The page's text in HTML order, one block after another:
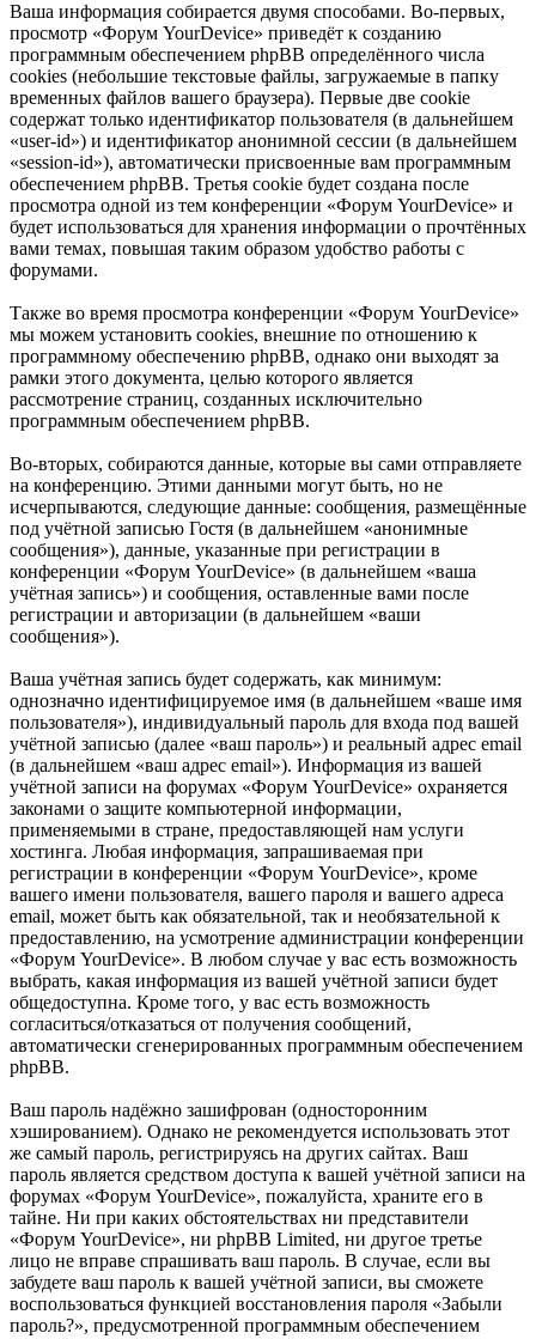
Ваша информация собирается двумя способами. Во-первых,
просмотр «Форум YourDevice» приведёт к созданию
программным обеспечением phpBB определённого числа
cookies (небольшие текстовые файлы, загружаемые в папку
временных файлов вашего браузера). Первые две cookie
содержат только идентификатор пользователя (в дальнейшем
«user-id») и идентификатор анонимной сессии (в дальнейшем
«session-id»), автоматически присвоенные вам программным
обеспечением phpBB. Третья cookie будет создана после
просмотра одной из тем конференции «Форум YourDevice» и
будет использоваться для хранения информации о прочтённых
вами темах, повышая таким образом удобство работы с
форумами.
Также во время просмотра конференции «Форум YourDevice»
мы можем установить cookies, внешние по отношению к
программному обеспечению phpBB, однако они выходят за
рамки этого документа, целью которого является
рассмотрение страниц, созданных исключительно
программным обеспечением phpBB.
Во-вторых, собираются данные, которые вы сами отправляете
на конференцию. Этими данными могут быть, но не
исчерпываются, следующие данные: сообщения, размещённые
под учётной записью Гостя (в дальнейшем «анонимные
сообщения»), данные, указанные при регистрации в
конференции «Форум YourDevice» (в дальнейшем «ваша
учётная запись») и сообщения, оставленные вами после
регистрации и авторизации (в дальнейшем «ваши
сообщения»).
Ваша учётная запись будет содержать, как минимум:
однозначно идентифицируемое имя (в дальнейшем «ваше имя
пользователя»), индивидуальный пароль для входа под вашей
учётной записью (далее «ваш пароль») и реальный адрес email
(в дальнейшем «ваш адрес email»). Информация из вашей
учётной записи на форумах «Форум YourDevice» охраняется
законами о защите компьютерной информации,
применяемыми в стране, предоставляющей нам услуги
хостинга. Любая информация, запрашиваемая при
регистрации в конференции «Форум YourDevice», кроме
вашего имени пользователя, вашего пароля и вашего адреса
email, может быть как обязательной, так и необязательной к
предоставлению, на усмотрение администрации конференции
«Форум YourDevice». В любом случае у вас есть возможность
выбрать, какая информация из вашей учётной записи будет
общедоступна. Кроме того, у вас есть возможность
согласиться/отказаться от получения сообщений,
автоматически сгенерированных программным обеспечением
phpBB.
Ваш пароль надёжно зашифрован (односторонним
хэшированием). Однако не рекомендуется использовать этот
же самый пароль, регистрируясь на других сайтах. Ваш
пароль является средством доступа к вашей учётной записи на
форумах «Форум YourDevice», пожалуйста, храните его в
тайне. Ни при каких обстоятельствах ни представители
«Форум YourDevice», ни phpBB Limited, ни другое третье
лицо не вправе спрашивать ваш пароль. В случае, если вы
забудете ваш пароль к вашей учётной записи, вы сможете
воспользоваться функцией восстановления пароля «Забыли
пароль?», предусмотренной программным обеспечением